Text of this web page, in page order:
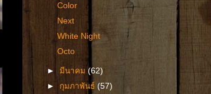
Color
Next
White Night
Octo
►มีนาคม(62)
► กุมภาพันธ์(57)